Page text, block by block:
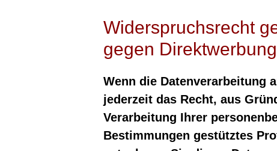
Widerspruchsrecht
gegen
Wenn die Datenverarbeitung
jederzeit das Recht, aus
Verarbeitung Ihrer
Bestimmungen gestütztes